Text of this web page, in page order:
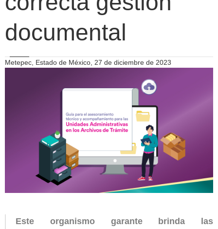
documental
Metepec, Estado de México, 27 de diciembre de 2023
Este organismo garante brinda las